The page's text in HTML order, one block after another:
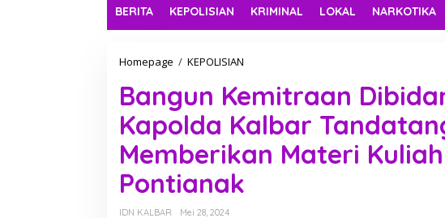
BERITA KEPOLISIAN KRIMINAL LOKAL NARKOTIKA
Homepage / KEPOLISIAN
n
g
u
n
K
e
Bangun Kemitraan
Kapolda Kalbar
Memberikan Materi Kuliah
Pontianak
IDN KALBAR
Mei 28, 2024